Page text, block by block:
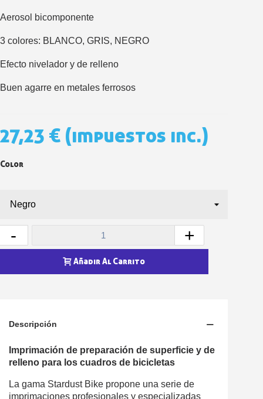
Devuelve los
Aerosol bicomponente
3 colores: BLANCO, GRIS, NEGRO
Efecto nivelador y de relleno
Buen agarre en metales ferrosos
27,23 € (impuestos inc.)
Color
- +
Añadir Al Carrito
Descripción
Imprimación de preparación de superficie y de
relleno para los cuadros de bicicletas
La gama Stardust Bike propone una serie de
imprimaciones profesionales y especializadas